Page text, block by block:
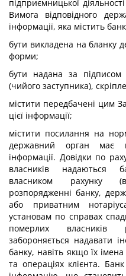
підприємницької
Вимога відповідного
інформації, яка містить
бути викладена на бланку
форми;
бути надана за підписом
(чийого заступника),
містити передбачені цим
цієї інформації;
містити посилання на
державний орган має
інформації. Довідки по
власників надаються
власником рахунку
розпорядженні банку,
або приватним
установам по справах
померлих власників
забороняється надавати
банку, навіть якщо їх
та операціях клієнта.